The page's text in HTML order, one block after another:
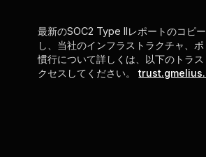
最新のSOC2 Type IIレポートのコピ
し、当社のインフラストラクチャ、
慣行について詳しくは、以下のトラ
クセスしてください。